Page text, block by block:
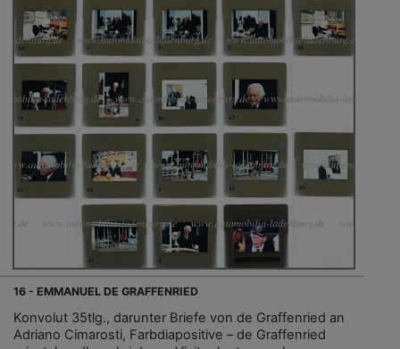
16 - EMMANUEL DE GRAFFENRIED
Konvolut 35tlg., darunter Briefe von de Graffenried an
Adriano Cimarosti, Farbdiapositive – de Graffenried